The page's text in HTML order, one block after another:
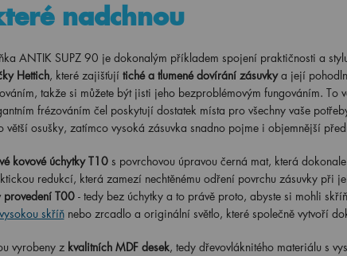
nadchnou
ANTIK SUPZ 90 je dokonalým příkladem spojení praktičnosti a
Hettich, které zajišťují tiché a tlumené dovírání zásuvky a její
takže si můžete být jisti jeho bezproblémovým fungováním. To
frézováním čel poskytují dostatek místa pro všechny vaše
osušky, zatímco vysoká zásuvka snadno pojme i objemnější
kovové úchytky T10 s povrchovou úpravou černá mat, která
redukcí, která zamezí nechtěnému odření povrchu zásuvky při
provedení T00 - tedy bez úchytky a to právě proto, abyste si mohli
vysokou skříň nebo zrcadlo a originální světlo, které společně vytvoří
vyrobeny z kvalitních MDF desek, tedy dřevovláknitého materiálu s